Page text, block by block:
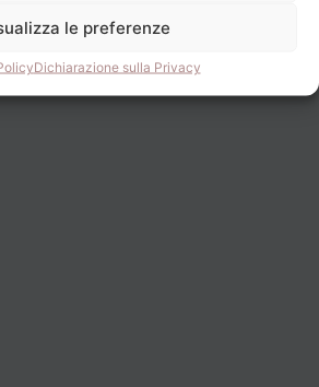
le preferenze
Dichiarazione sulla Privacy